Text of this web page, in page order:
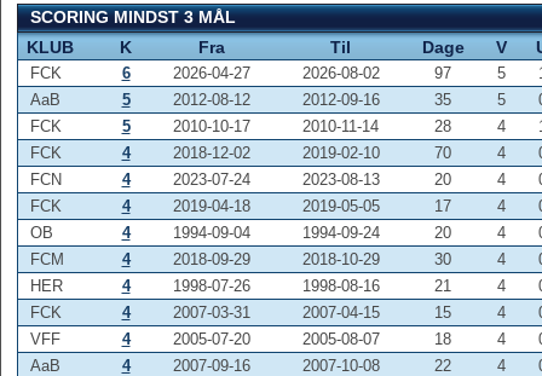
SCORING MINDST 3 MÅL
KLUB
K Fra Til Dage V
FCK 6 2026-04-27 2026-08-02 97 5
AaB
5 2012-08-12 2012-09-16 35 5
FCK
5 2010-10-17 2010-11-14 28 4
FCK
4 2018-12-02 2019-02-10 70 4
FCN
4 2023-07-24 2023-08-13 20 4
FCK
4 2019-04-18 2019-05-05 17 4
OB
4 1994-09-04 1994-09-24 20 4
FCM
4 2018-09-29 2018-10-29 30 4
HER
4 1998-07-26 1998-08-16 21 4
FCK
4 2007-03-31 2007-04-15 15 4
VFF
4 2005-07-20 2005-08-07 18 4
AaB
4 2007-09-16 2007-10-08 22 4